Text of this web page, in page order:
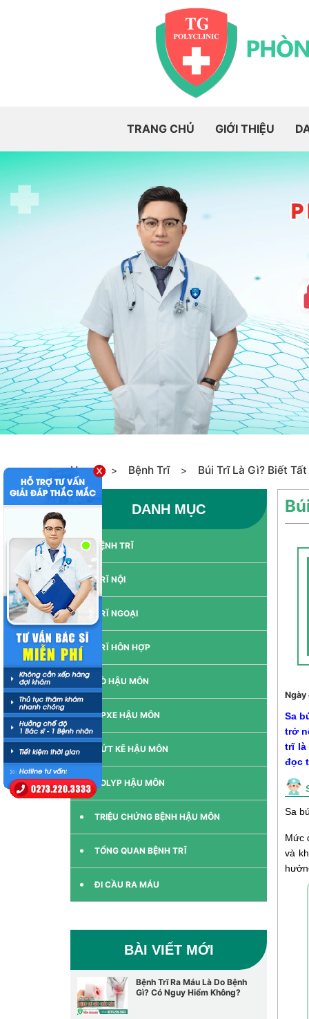
TRANG CHỦ GIỚI THIỆU
Home > Bệnh Trĩ > Búi Trĩ Là Gì? Biết
DANH MỤC
BỆNH TRĨ
TRĨ NỘI
TRĨ NGOẠI
TRĨ HỖN HỢP
RÒ HẬU MÔN
APXE HẬU MÔN
NỨT KẼ HẬU MÔN
POLYP HẬU MÔN
TRIỆU CHỨNG BỆNH HẬU MÔN
TỔNG QUAN BỆNH TRĨ
ĐI CẦU RA MÁU
BÀI VIẾT MỚI
Bệnh Trĩ Ra Máu Là Do Bệnh
Gì? Có Nguy Hiểm Không?
Ngày
Sa
trở
trĩ là
đọc
Sa
Mức
và